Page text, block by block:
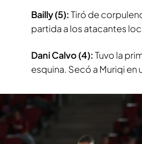
Bailly (5):Tiró de
partida a los atacantes
Dani Calvo (4):Tuvo la
esquina. Secó a Muriqi en